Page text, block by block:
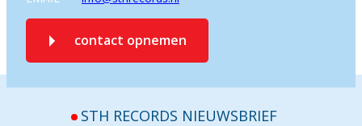
contact opnemen
STH RECORDS NIEUWSBRIEF